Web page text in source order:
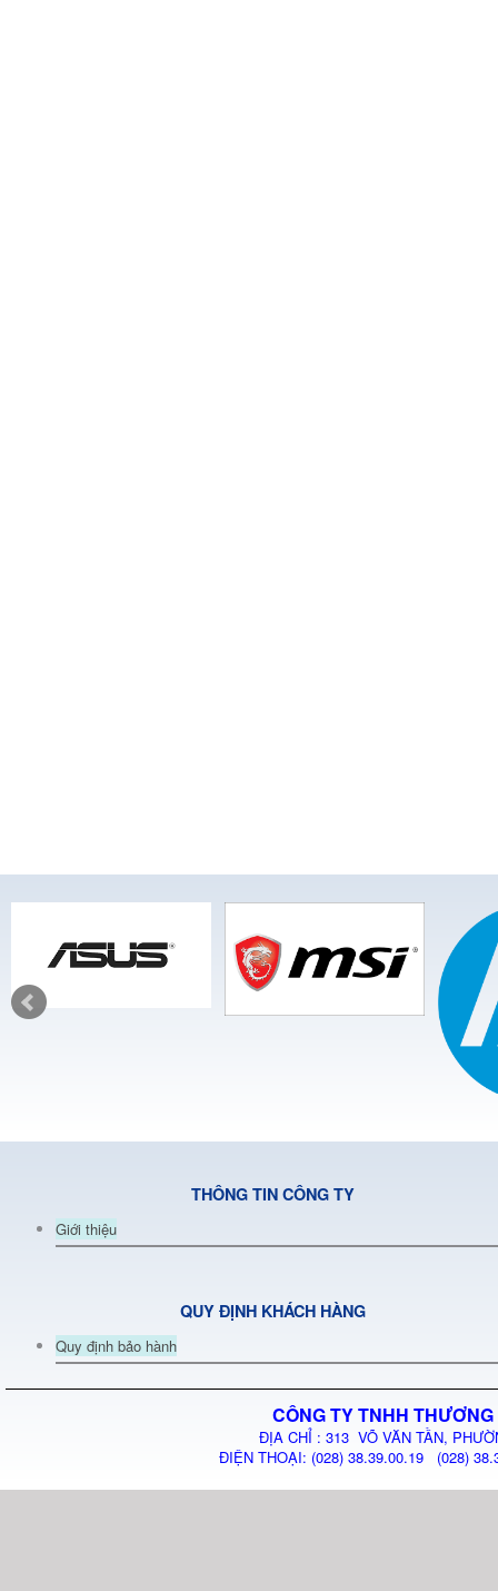
THÔNG TIN CÔNG TY
Giới thiệu
QUY ĐỊNH KHÁCH HÀNG
Quy định bảo hành
CÔNG TY TNHH
ĐỊA CHỈ : 313 VÕ VĂN TẦN,
ĐIỆN THOẠI: (028) 38.39.00.19 (028)